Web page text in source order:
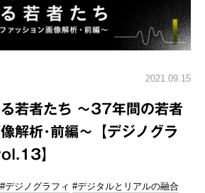
2021.09.15
若者たち ～37年間の若者
解析･前編～【デジノグラ
】
#デジノグラフィ #デジタルとリアルの融合